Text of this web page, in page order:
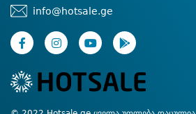
info@hotsale.ge